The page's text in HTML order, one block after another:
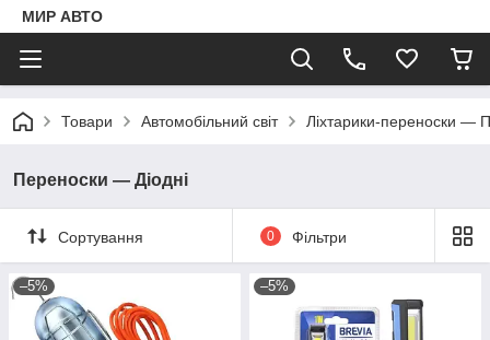
МИР АВТО
Товари Автомобільний світ Ліхтарики-переноски —
Переноски — Діодні
Сортування 0 Фільтри
–5% –5%